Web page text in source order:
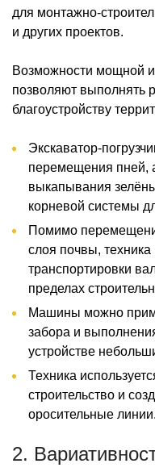
для монтажно-
и других проектов.
Возможности мощной
позволяют выполнять
благоустройству
Экскаватор-
перемещения пней,
выкапывания
корневой системы
Помимо
слоя почвы, техника
транспортировки
пределах
Машины можно
забора и
устройстве
Техника
строительство и
оросительные линии.
2.